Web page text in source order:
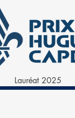
Lauréat 2025